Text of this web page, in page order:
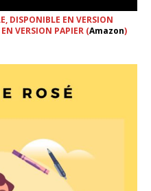
DISPONIBLE EN VERSION
VERSION PAPIER (Amazon)